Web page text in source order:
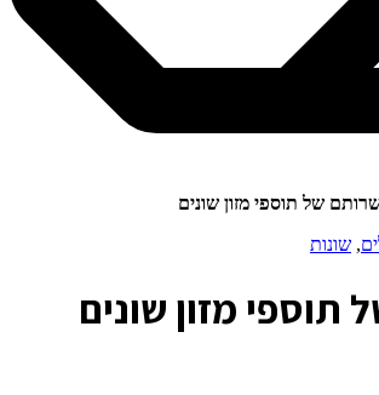
של תוספי מזון שונים
, שונות
תוספי מזון שונים